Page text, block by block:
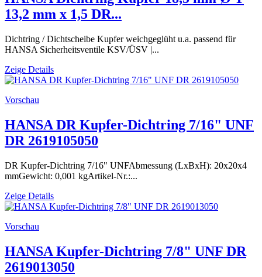
13,2 mm x 1,5 DR...
Dichtring / Dichtscheibe Kupfer weichgeglüht u.a. passend für
HANSA Sicherheitsventile KSV/ÜSV |...
Zeige Details
Vorschau
HANSA DR Kupfer-Dichtring 7/16" UNF
DR 2619105050
DR Kupfer-Dichtring 7/16" UNFAbmessung (LxBxH): 20x20x4
mmGewicht: 0,001 kgArtikel-Nr.:...
Zeige Details
Vorschau
HANSA Kupfer-Dichtring 7/8" UNF DR
2619013050